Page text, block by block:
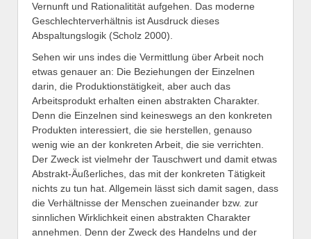
Vernunft und Rationalitität aufgehen. Das moderne
Geschlechterverhältnis ist Ausdruck dieses
Abspaltungslogik (Scholz 2000).
Sehen wir uns indes die Vermittlung über Arbeit noch
etwas genauer an: Die Beziehungen der Einzelnen
darin, die Produktionstätigkeit, aber auch das
Arbeitsprodukt erhalten einen abstrakten Charakter.
Denn die Einzelnen sind keineswegs an den konkreten
Produkten interessiert, die sie herstellen, genauso
wenig wie an der konkreten Arbeit, die sie verrichten.
Der Zweck ist vielmehr der Tauschwert und damit etwas
Abstrakt-Äußerliches, das mit der konkreten Tätigkeit
nichts zu tun hat. Allgemein lässt sich damit sagen, dass
die Verhältnisse der Menschen zueinander bzw. zur
sinnlichen Wirklichkeit einen abstrakten Charakter
annehmen.
Denn der Zweck des Handelns und der